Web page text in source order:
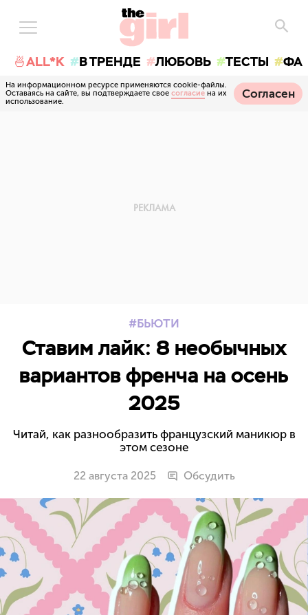
🍜ALL*K В ТРЕНДЕ ЛЮБОВЬ ТЕСТЫ
На информационном ресурсе применяются cookie-файлы.
Оставаясь на сайте, вы подтверждаете свое согласие на их
использование.
Согласен
БЬЮТИ
Ставим лайк: 8 необычных
вариантов френча на осень
2025
Читай, как разнообразить французский маникюр в
этом сезоне
22 августа 2025 Обсудить